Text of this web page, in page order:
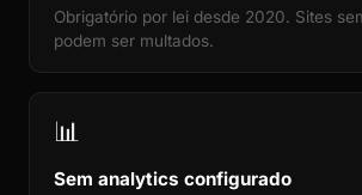
Obrigatório por lei desde 2020. Sites
podem ser multados.
📊
Sem analytics configurado